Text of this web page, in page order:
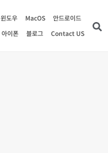
윈도우 MacOS
안드로이드
아이폰
블로그 Contact US